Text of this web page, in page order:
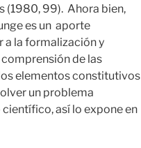
(1980, 99). Ahora bien,
es un aporte
a la formalización y
de las
elementos constitutivos
un problema
así lo expone en